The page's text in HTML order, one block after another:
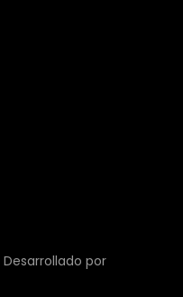
Desarrollado por